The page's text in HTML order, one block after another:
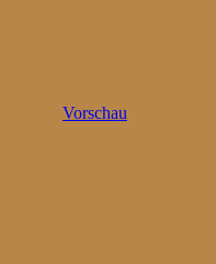
Vorschau